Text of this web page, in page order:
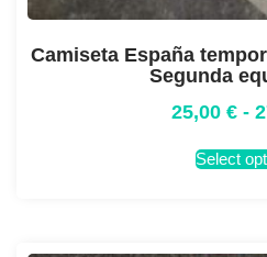
Camiseta España
Segunda
25,00 € -
Select